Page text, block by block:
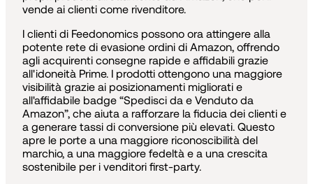
vende ai clienti come rivenditore.
I clienti di Feedonomics possono ora attingere alla
potente rete di evasione ordini di Amazon, offrendo
agli acquirenti consegne rapide e affidabili grazie
all'idoneità Prime. I prodotti ottengono una maggiore
visibilità grazie ai posizionamenti migliorati e
all'affidabile badge “Spedisci da e Venduto da
Amazon”, che aiuta a rafforzare la fiducia dei clienti e
a generare tassi di conversione più elevati. Questo
apre le porte a una maggiore riconoscibilità del
marchio, a una maggiore fedeltà e a una crescita
sostenibile per i venditori first-party.